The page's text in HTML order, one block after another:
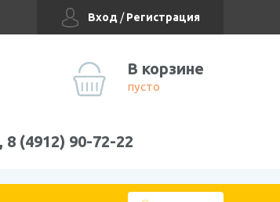
Вход /Регистрация
В корзине
пусто
(4912) 90-72-22